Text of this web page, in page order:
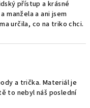
přístup a krásné
manžela a ani jsem
určila, co na triko chci.
a trička. Materiál je
to nebyl náš poslední